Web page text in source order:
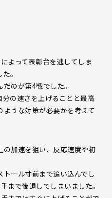
よって表彰台を逃してしま
。
のが第4戦でした。
の速さを上げることと最高
うな対策が必要かを考えて
の加速を狙い、反応速度や初
ール寸前まで追い込んでし
まで後退してしまいました。